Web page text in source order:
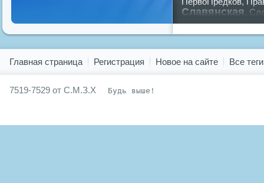
Славянская
предков,путин,
Главная страница Регистрация Новое на сайте Все теги
7519-7529 от С.М.З.Х Будь выше!